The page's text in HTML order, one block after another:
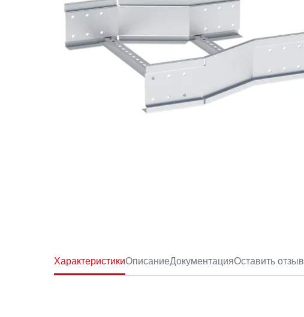
ХарактеристикиОписаниеДокументацияОставить отзыв